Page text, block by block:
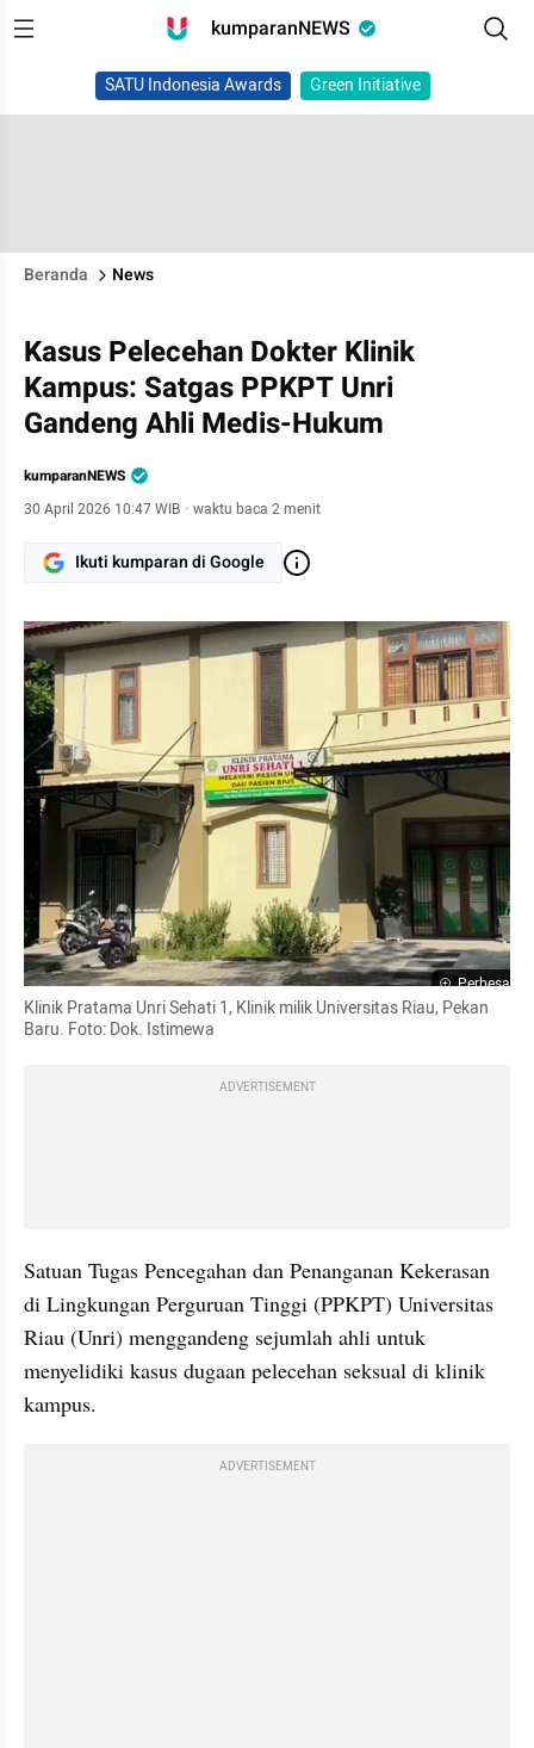
kumparanNEWS
SATU Indonesia Awards Green Initiative
Beranda News
Kasus Pelecehan Dokter Klinik
Kampus: Satgas PPKPT Unri
Gandeng Ahli Medis-Hukum
kumparanNEWS
30 April 2026 10:47 WIB · waktu baca 2 menit
Ikuti kumparan di Google
Perbesar
Klinik Pratama Unri Sehati 1, Klinik milik Universitas Riau, Pekan
Baru. Foto: Dok. Istimewa
ADVERTISEMENT
Satuan Tugas Pencegahan dan Penanganan Kekerasan
di Lingkungan Perguruan Tinggi (PPKPT) Universitas
Riau (Unri) menggandeng sejumlah ahli untuk
menyelidiki kasus dugaan pelecehan seksual di klinik
kampus.
ADVERTISEMENT